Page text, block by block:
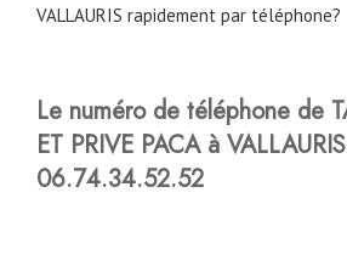
VALLAURIS rapidement par téléphone?
Le numéro de téléphone de
ET PRIVE PACA à
06.74.34.52.52